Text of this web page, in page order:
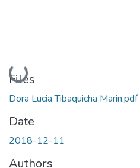
Loading...
Files
Dora Lucia Tibaquicha Marin.pdf
Date
2018-12-11
Authors